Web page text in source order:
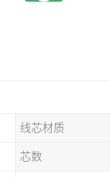
线芯材质
芯数